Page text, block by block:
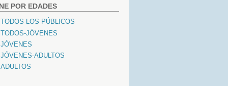
POR EDADES
TODOS LOS PÚBLICOS
TODOS-JÓVENES
JÓVENES
JÓVENES-ADULTOS
ADULTOS